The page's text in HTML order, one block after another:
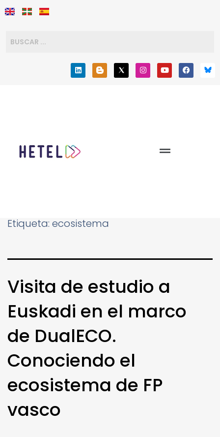
Etiqueta: ecosistema
Visita de estudio a
Euskadi en el marco
de DualECO.
Conociendo el
ecosistema de FP
vasco